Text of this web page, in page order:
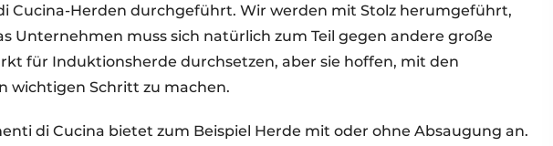
Cucina-Herden durchgeführt. Wir werden mit Stolz herumgeführt,
Unternehmen muss sich natürlich zum Teil gegen andere große
für Induktionsherde durchsetzen, aber sie hoffen, mit den
wichtigen Schritt zu machen.
di Cucina bietet zum Beispiel Herde mit oder ohne Absaugung an.